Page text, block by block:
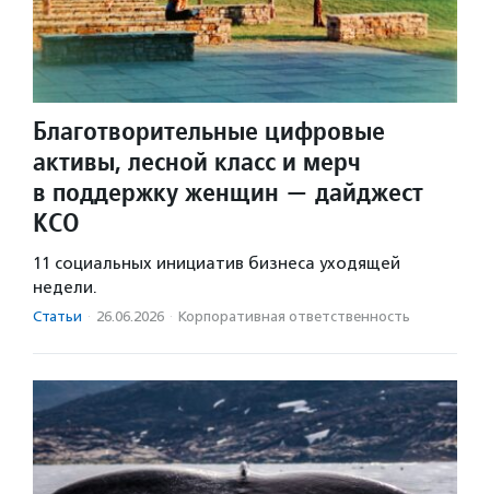
Благотворительные цифровые
активы, лесной класс и мерч
в поддержку женщин — дайджест
КСО
11 социальных инициатив бизнеса уходящей
недели.
Статьи · 26.06.2026 · Корпоративная ответственность